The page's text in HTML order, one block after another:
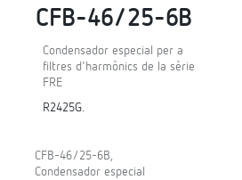
CFB-46/25-6B
Condensador especial per a
filtres d'harmònics de la sèrie
FRE
R2425G.
CFB-46/25-6B,
Condensador especial